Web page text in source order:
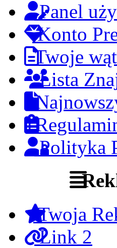
Panel
Konto
Twoje
Lista
Polityka
Twoja
Link 2